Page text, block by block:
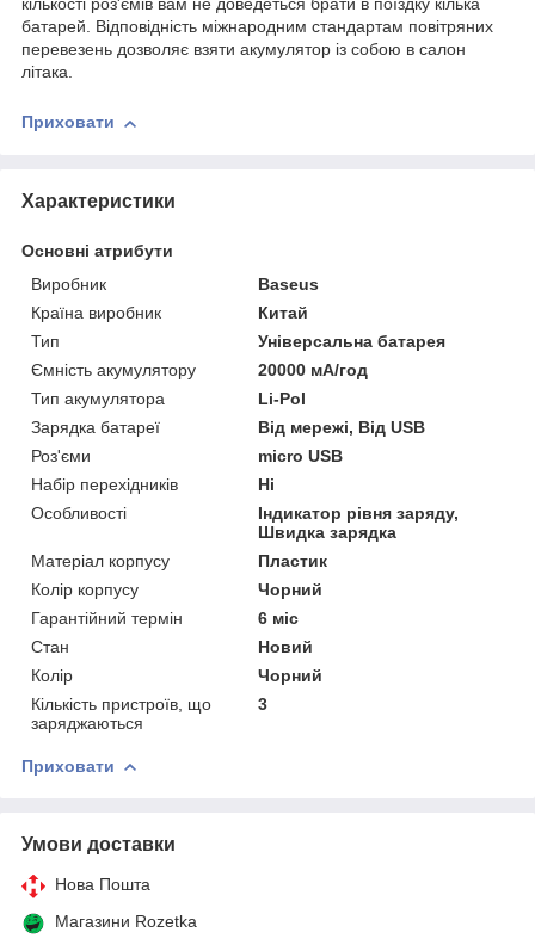
кількості роз'ємів вам не доведеться брати в поїздку кілька
батарей. Відповідність міжнародним стандартам повітряних
перевезень дозволяє взяти акумулятор із собою в салон
літака.
Приховати
Характеристики
Основні атрибути
Виробник
Baseus
Країна виробник
Китай
Тип
Універсальна батарея
Ємність акумулятору
20000 мА/год
Тип акумулятора
Li-Pol
Зарядка батареї
Від мережі, Від USB
Роз'єми
micro USB
Набір перехідників
Ні
Особливості
Індикатор рівня заряду,
Швидка зарядка
Матеріал корпусу
Пластик
Колір корпусу
Чорний
Гарантійний термін
6 міс
Стан
Новий
Колір
Чорний
Кількість пристроїв, що
заряджаються
3
Приховати
Умови доставки
Нова Пошта
Магазини Rozetka